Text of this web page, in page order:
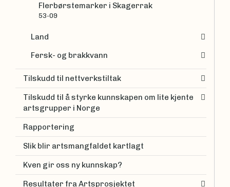
Flerbørstemarker i Skagerrak
53-09
Land
Fersk- og brakkvann
Tilskudd til nettverkstiltak
Tilskudd til å styrke kunnskapen om lite kjente
artsgrupper i Norge
Rapportering
Slik blir artsmangfaldet kartlagt
Kven gir oss ny kunnskap?
Resultater fra Artsprosjektet